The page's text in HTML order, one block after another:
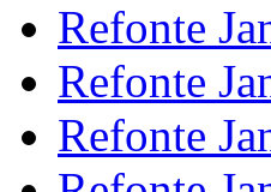
Refonte
Refonte
Refonte